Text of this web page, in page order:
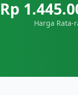
Rp
Harga Rata-